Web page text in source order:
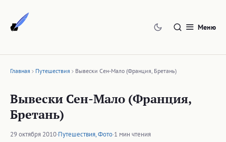
содержимому
Меню
Главная Путешествия Вывески Сен-Мало (Франция, Бретань)
Вывески Сен-Мало (Франция,
Бретань)
29 октября 2010·Путешествия,Фото·1 мин чтения